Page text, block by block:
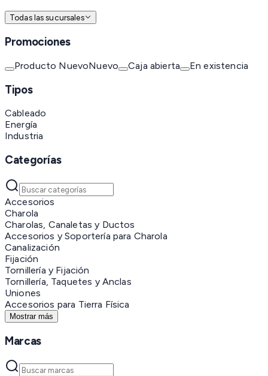
Todas las sucursales
Promociones
Producto NuevoNuevo Caja abierta En existencia
Tipos
Cableado
Energía
Industria
Categorías
Accesorios
Charola
Charolas, Canaletas y Ductos
Accesorios y Soportería para Charola
Canalización
Fijación
Tornillería y Fijación
Tornillería, Taquetes y Anclas
Uniones
Accesorios para Tierra Física
Mostrar más
Marcas